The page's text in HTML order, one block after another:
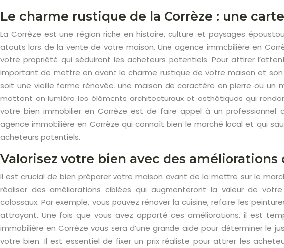
Le charme rustique de la Corrèze : une
La Corrèze est une région riche en histoire, culture et paysages
atouts lors de la vente de votre maison. Une agence immobilière en
votre propriété qui séduiront les acheteurs potentiels. Pour attirer
important de mettre en avant le charme rustique de votre maison et
soit une vieille ferme rénovée, une maison de caractère en pierre ou un
mettent en lumière les éléments architecturaux et esthétiques qui
votre bien immobilier en Corrèze est de faire appel à un professionnel
agence immobilière en Corrèze qui connaît bien le marché local et qui
acheteurs potentiels.
Valorisez votre bien avec des
Il est crucial de bien préparer votre maison avant de la mettre sur le
réaliser des améliorations ciblées qui augmenteront la valeur de
colossaux. Par exemple, vous pouvez rénover la cuisine, refaire les
attrayant. Une fois que vous avez apporté ces améliorations, il est
immobilière en Corrèze vous sera d’une grande aide pour déterminer le
votre bien. Il est essentiel de fixer un prix réaliste pour attirer les